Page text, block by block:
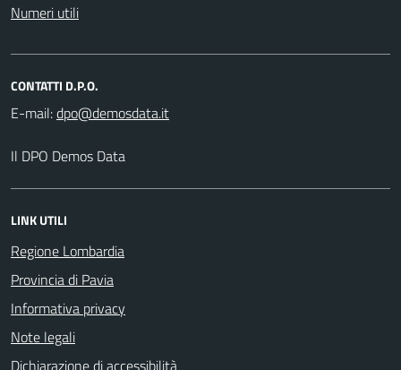
Numeri utili
CONTATTI D.P.O.
E-mail:
Il DPO Demos Data
LINK UTILI
Regione Lombardia
Provincia di Pavia
Informativa privacy
Note legali
Dichiarazione di accessibilità